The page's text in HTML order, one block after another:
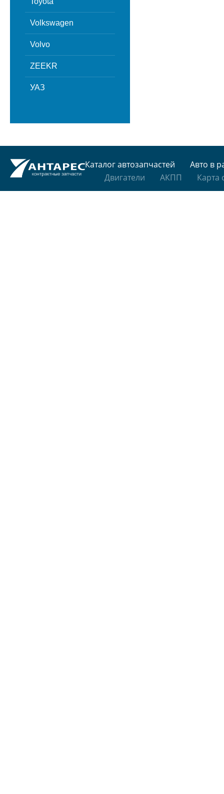
Volkswagen
Volvo
ZEEKR
УАЗ
Каталог автозапчастей
Авто в
Двигатели
АКПП Карта